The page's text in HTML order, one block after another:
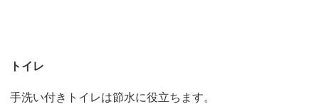
トイレ
手洗い付きトイレは節水に役立ちます。